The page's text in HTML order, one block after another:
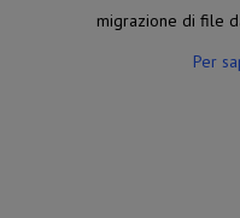
migrazione di file
Per